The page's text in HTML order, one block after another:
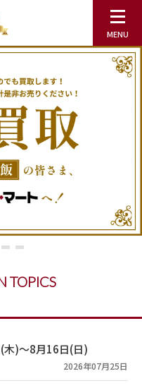
TOPICS
木)～8月16日(日)
2026年07月25日